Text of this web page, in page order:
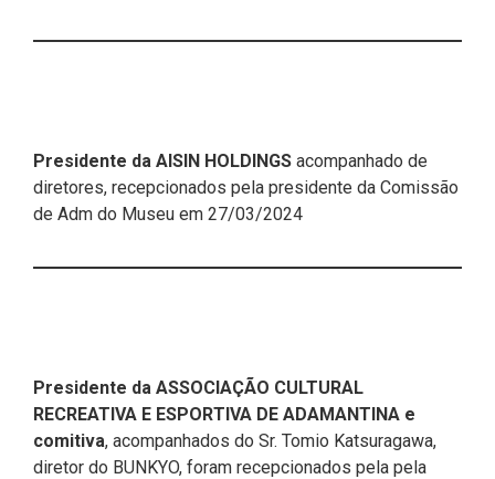
Presidente da AISIN HOLDINGS acompanhado de
diretores, recepcionados pela presidente da Comissão
de Adm do Museu em 27/03/2024
Presidente da ASSOCIAÇÃO CULTURAL
RECREATIVA E ESPORTIVA DE ADAMANTINA e
comitiva, acompanhados do Sr. Tomio Katsuragawa,
diretor do BUNKYO, foram recepcionados pela pela